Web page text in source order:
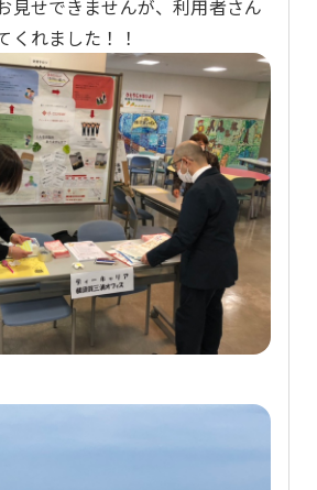
見せできませんが、利用者さん
くれました！！